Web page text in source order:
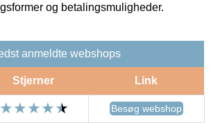
og betalingsmuligheder.
anmeldte webshops
Stjerner Link
Besøg webshop